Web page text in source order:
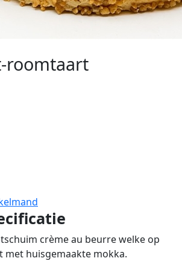
roomtaart
crème au beurre welke op
met huisgemaakte mokka.